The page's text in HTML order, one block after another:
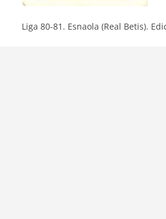
Liga 80-81. Esnaola (Real Betis).